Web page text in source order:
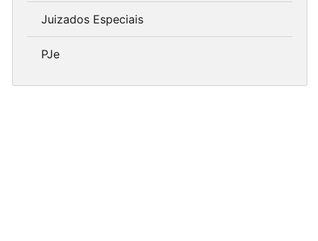
Juizados Especiais
PJe